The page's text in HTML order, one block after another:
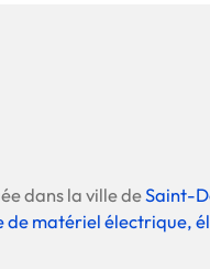
dans la ville deSaint-
de matériel électrique,